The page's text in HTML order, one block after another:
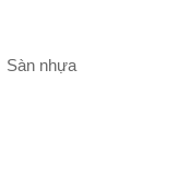
Sàn nhựa